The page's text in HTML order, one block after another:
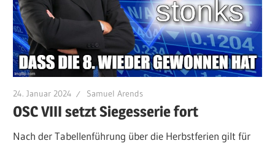
24. Januar 2024 Samuel Arends
OSC VIII setzt Siegesserie fort
Nach der Tabellenführung über die Herbstferien gilt für